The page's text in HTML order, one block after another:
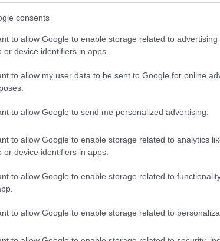
consents
to allow Google to enable storage related to advertising
or device identifiers in apps.
to allow my user data to be sent to Google for online
to allow Google to send me personalized advertising.
to allow Google to enable storage related to analytics
or device identifiers in apps.
to allow Google to enable storage related to
to allow Google to enable storage related to